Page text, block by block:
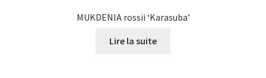
MUKDENIA rossii ‘Karasuba’
Lire la suite